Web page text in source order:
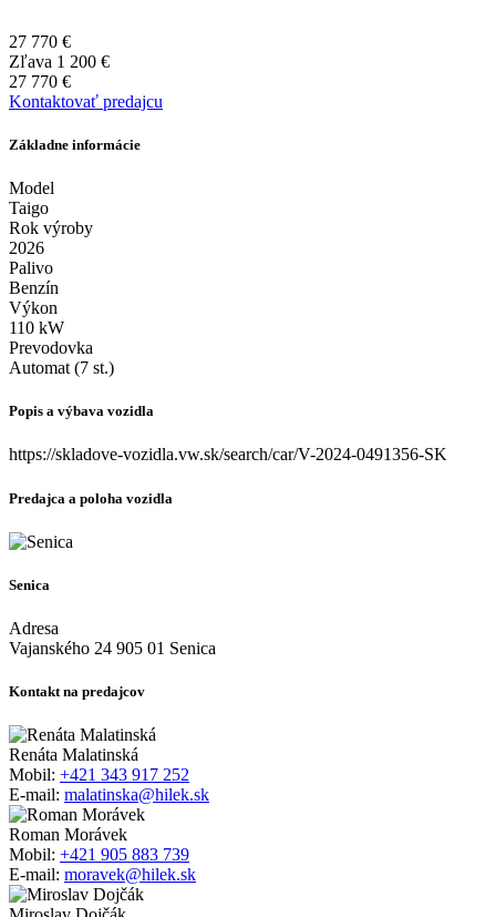
27 770 €
Zľava 1 200 €
27 770 €
Kontaktovať predajcu
Základne informácie
Model
Taigo
Rok výroby
2026
Palivo
Benzín
Výkon
110 kW
Prevodovka
Automat (7 st.)
Popis a výbava vozidla
https://skladove-vozidla.vw.sk/search/car/V-2024-0491356-SK
Predajca a poloha vozidla
Senica
Adresa
Vajanského 24 905 01 Senica
Kontakt na predajcov
Renáta Malatinská
Mobil: +421 343 917 252
E-mail: malatinska@hilek.sk
Roman Morávek
Mobil: +421 905 883 739
E-mail: moravek@hilek.sk